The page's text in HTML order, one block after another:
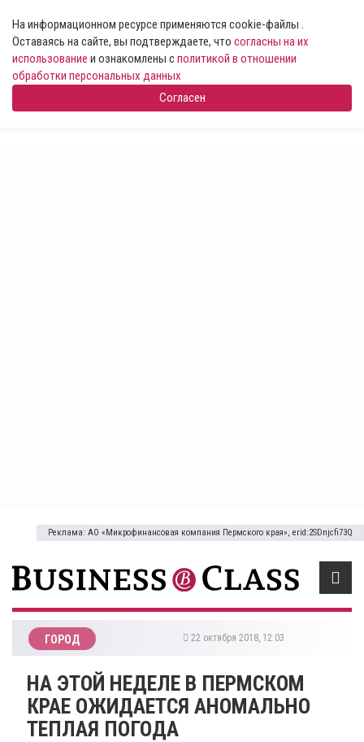
На информационном ресурсе применяются cookie-файлы .
Оставаясь на сайте, вы подтверждаете, что согласны на их
использование и ознакомлены сполитикой в отношении
обработки персональных данных
Согласен
Реклама: АО «Микрофинансовая компания Пермского края», erid:2SDnjcfi73Q
ГОРОД 22 октября 2018, 12:03
​НА ЭТОЙ НЕДЕЛЕ В ПЕРМСКОМ
КРАЕ ОЖИДАЕТСЯ АНОМАЛЬНО
ТЕПЛАЯ ПОГОДА